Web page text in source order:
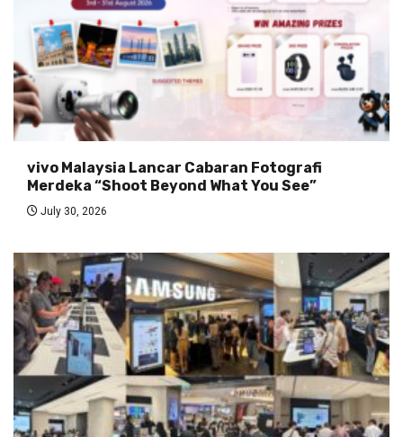
vivo Malaysia Lancar Cabaran Fotografi
Merdeka “Shoot Beyond What You See”
July 30, 2026